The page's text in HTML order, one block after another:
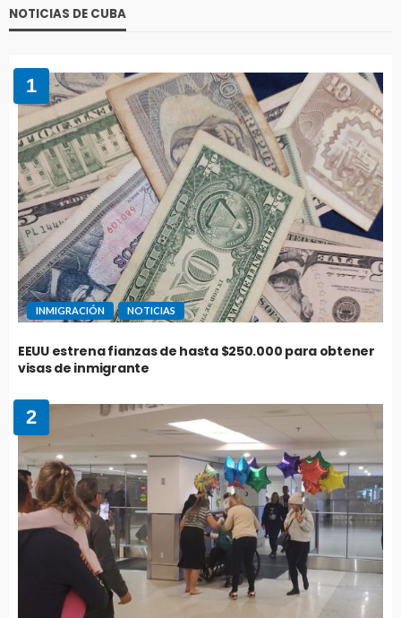
NOTICIAS DE CUBA
1
INMIGRACIÓN NOTICIAS
EEUU estrena fianzas de hasta $250.000 para obtener
visas de inmigrante
2